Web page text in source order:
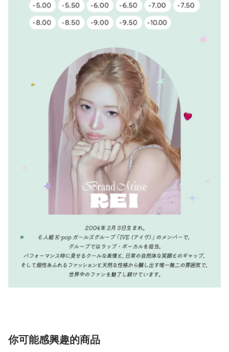
你可能感興趣的商品